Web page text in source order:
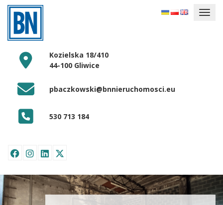
Kozielska 18/410
44-100 Gliwice
pbaczkowski@bnnieruchomosci.eu
530 713 184